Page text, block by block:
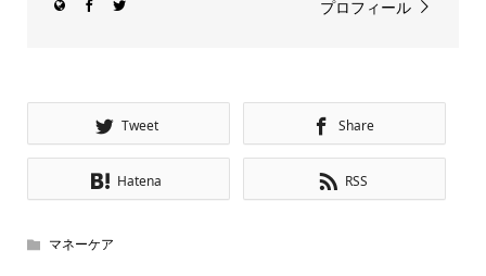
プロフィール
Tweet Share
Hatena RSS
マネーケア